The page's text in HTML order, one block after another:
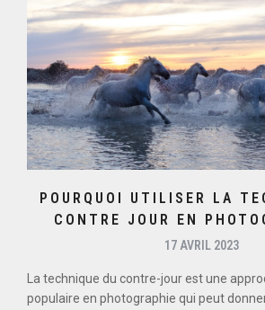
POURQUOI UTILISER LA
CONTRE JOUR EN
17 AVRIL 2023
La technique du contre-jour est une
populaire en photographie qui peut